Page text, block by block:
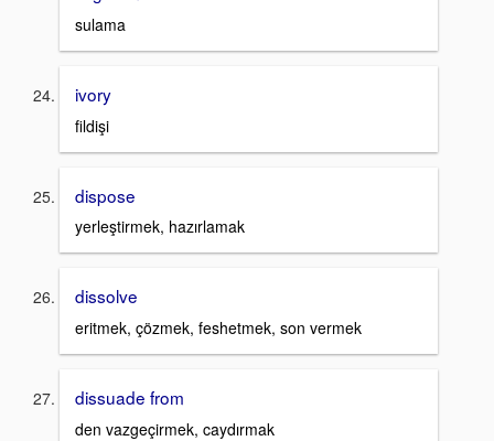
sulama
ivory
fildişi
dispose
yerleştirmek, hazırlamak
dissolve
eritmek, çözmek, feshetmek, son vermek
dissuade from
den vazgeçirmek, caydırmak